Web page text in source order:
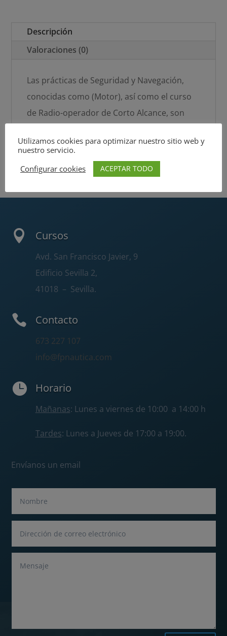
Descripción
Valoraciones (0)
Las prácticas de Seguridad y Navegación,
conocidas como (Motor), así como el curso
de Radio-operador de Corto Alcance, son
de la titulación de Patrón de Embarcaciones
 Cursos
Avd. San Francisco Javier, 9
Edificio Sevilla 2,
41018 – Sevilla.
 Contacto
673 227 107
info@fpnautica.com
 Horario
Mañanas: Lunes a viernes de 10:00 a 14:00 h
Tardes: Lunes a Jueves de 17:00 a 19:00.
Envíanos un email
Utilizamos cookies para optimizar nuestro sitio web y
nuestro servicio.
Configurar cookies
ACEPTAR TODO